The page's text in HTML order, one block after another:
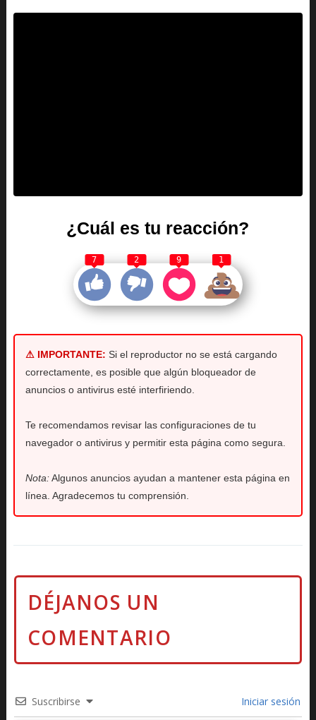
¿Cuál es tu reacción?
7 2 9 1
⚠ IMPORTANTE: Si el reproductor no se está cargando
correctamente, es posible que algún bloqueador de
anuncios o antivirus esté interfiriendo.
Te recomendamos revisar las configuraciones de tu
navegador o antivirus y permitir esta página como segura.
Nota:Algunos anuncios ayudan a mantener esta página en
línea. Agradecemos tu comprensión.
Suscribirse Iniciar sesión